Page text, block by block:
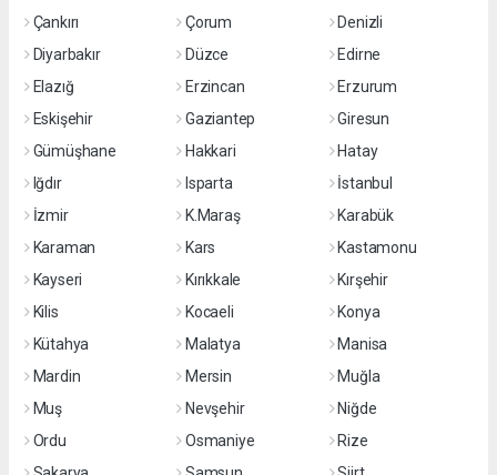
Çankırı
Çorum
Denizli
Diyarbakır
Düzce
Edirne
Elazığ
Erzincan
Erzurum
Eskişehir
Gaziantep
Giresun
Gümüşhane
Hakkari
Hatay
Iğdır
Isparta
İstanbul
İzmir
K.Maraş
Karabük
Karaman
Kars
Kastamonu
Kayseri
Kırıkkale
Kırşehir
Kilis
Kocaeli
Konya
Kütahya
Malatya
Manisa
Mardin
Mersin
Muğla
Muş
Nevşehir
Niğde
Ordu
Osmaniye
Rize